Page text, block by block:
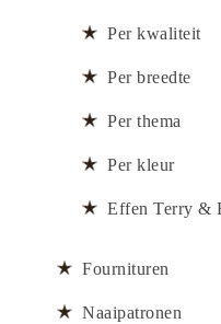
Per kwaliteit
Per breedte
Per thema
Per kleur
Effen Terry &
Fournituren
Naaipatronen